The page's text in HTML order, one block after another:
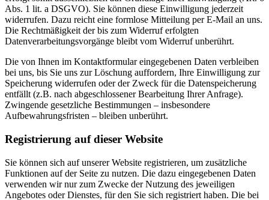
Abs. 1 lit. a DSGVO). Sie können diese Einwilligung jederzeit
widerrufen. Dazu reicht eine formlose Mitteilung per E-Mail an uns.
Die Rechtmäßigkeit der bis zum Widerruf erfolgten
Datenverarbeitungsvorgänge bleibt vom Widerruf unberührt.
Die von Ihnen im Kontaktformular eingegebenen Daten verbleiben
bei uns, bis Sie uns zur Löschung auffordern, Ihre Einwilligung zur
Speicherung widerrufen oder der Zweck für die Datenspeicherung
entfällt (z.B. nach abgeschlossener Bearbeitung Ihrer Anfrage).
Zwingende gesetzliche Bestimmungen – insbesondere
Aufbewahrungsfristen – bleiben unberührt.
Registrierung auf dieser Website
Sie können sich auf unserer Website registrieren, um zusätzliche
Funktionen auf der Seite zu nutzen. Die dazu eingegebenen Daten
verwenden wir nur zum Zwecke der Nutzung des jeweiligen
Angebotes oder Dienstes, für den Sie sich registriert haben. Die bei